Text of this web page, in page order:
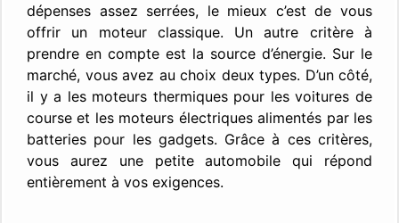
dépenses assez serrées, le mieux c’est de vous
offrir un moteur classique. Un autre critère à
prendre en compte est la source d’énergie. Sur le
marché, vous avez au choix deux types. D’un côté,
il y a les moteurs thermiques pour les voitures de
course et les moteurs électriques alimentés par les
batteries pour les gadgets. Grâce à ces critères,
vous aurez une petite automobile qui répond
entièrement à vos exigences.